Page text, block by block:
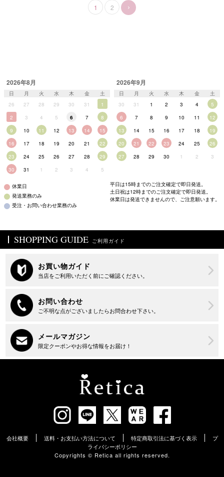
1 2
2026年8月
日 月 火 水 木 金
土
26
27 28 29 30 31
1
2
3 4 5 6 7
8
9
10 11 12 13 14
15
16
17 18 19 20 21
22
23
24 25 26 27 28
29
30
31 1 2 3 4 5
2026年9月
日 月 火 水 木 金
土
30
31 1 2 3 4
5
6
7 8 9 10 11
12
13
14 15 16 17 18
19
20
21 22 23 24 25
26
27
28 29 30 1 2 3
休業日
発送業務のみ
受注・お問い合わせ業務のみ
平日は15時までのご注文確定で即日発送。
土日祝は12時までのご注文確定で即日発送。
休業日は発送できませんので、ご注意願います。
SHOPPING GUIDE ご利用ガイド
会社概要 送料・お支払い方法について 特定商取引法に基づく表示
プ
ライバシーポリシー
Copyrights ©︎ Retica all rights reserved.